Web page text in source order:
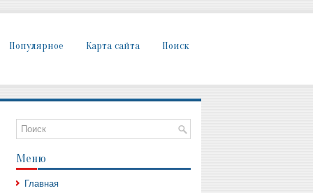
Популярное Карта сайта Поиск
Меню
Главная